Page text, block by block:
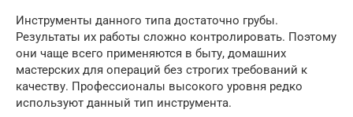
Инструменты данного типа достаточно грубы.
Результаты их работы сложно контролировать. Поэтому
они чаще всего применяются в быту, домашних
мастерских для операций без строгих требований к
качеству. Профессионалы высокого уровня редко
используют данный тип инструмента.